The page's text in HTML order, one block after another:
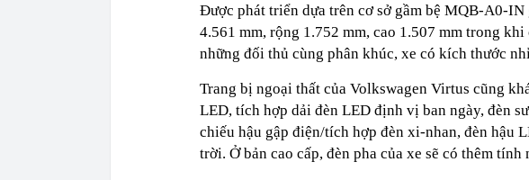
Được phát triển dựa trên cơ sở gầm bệ MQB-A0-
4.561 mm, rộng 1.752 mm, cao 1.507 mm trong
những đối thủ cùng phân khúc, xe có kích thước
Trang bị ngoại thất của Volkswagen Virtus cũng
LED, tích hợp dải đèn LED định vị ban ngày, đèn
chiếu hậu gập điện/tích hợp đèn xi-nhan, đèn hậu
trời. Ở bản cao cấp, đèn pha của xe sẽ có thêm